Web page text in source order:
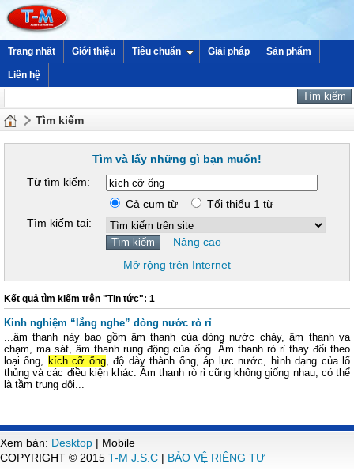
Trang nhất Giới thiệu Tiêu chuẩn Giải pháp Sản phẩm
Liên hệ
Tìm kiếm
Tìm và lấy những gì bạn muốn!
Từ tìm kiếm:
Cả cụm từ
Tối thiểu 1 từ
Tìm kiếm tại:
Nâng cao
Mở rộng trên Internet
Kết quả tìm kiếm trên "Tin tức": 1
Kinh nghiệm “lắng nghe” dòng nước rò rỉ
...âm thanh này bao gồm âm thanh của dòng nước chảy, âm thanh va
chạm, ma sát, âm thanh rung động của ống. Âm thanh rò rỉ thay đổi theo
loại ống, kích cỡ ống, độ dày thành ống, áp lực nước, hình dạng của lổ
thủng và các điều kiện khác. Âm thanh rò rỉ cũng không giống nhau, có thể
là tầm trung đôi...
Xem bản: Desktop | Mobile
COPYRIGHT © 2015 T-M J.S.C | BẢO VỆ RIÊNG TƯ